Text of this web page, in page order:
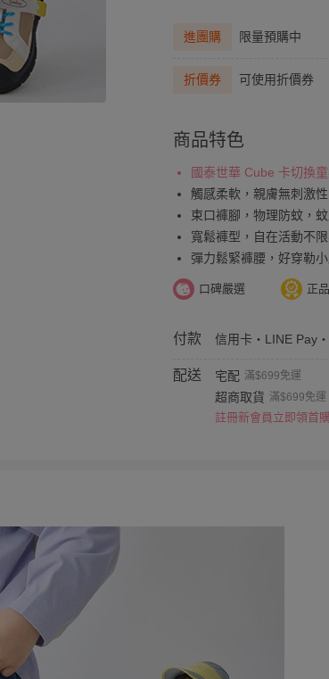
進團購 限量預購中
折價券 可使用折價券
商品特色
國泰世華 Cube 卡切換
觸感柔軟，親膚無刺激
束口褲腳，物理防蚊，
寬鬆褲型，自在活動不
彈力鬆緊褲腰，好穿勒
口碑嚴選 正
付款 信用卡・LINE Pay
配送 宅配 滿$699免運
超商取貨 滿$699免運
註冊新會員立即領首